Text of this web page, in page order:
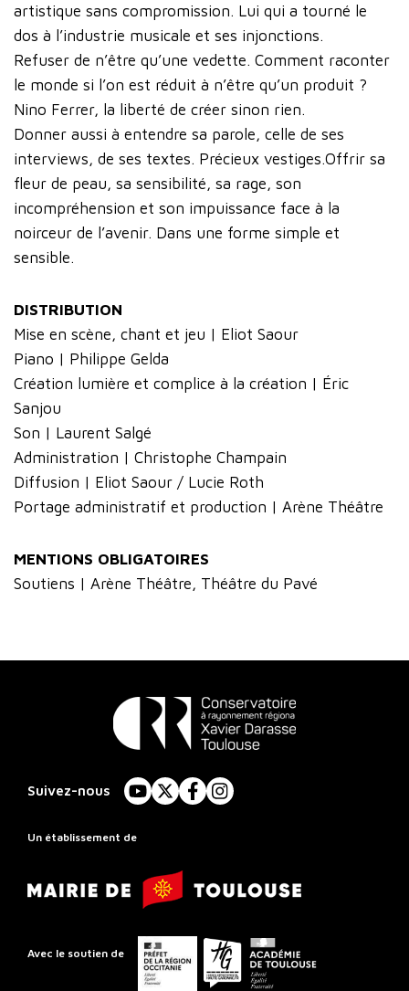
artistique sans compromission. Lui qui a tourné le
dos à l’industrie musicale et ses injonctions.
Refuser de n’être qu’une vedette. Comment raconter
le monde si l’on est réduit à n’être qu’un produit ?
Nino Ferrer, la liberté de créer sinon rien.
Donner aussi à entendre sa parole, celle de ses
interviews, de ses textes. Précieux vestiges.Offrir sa
fleur de peau, sa sensibilité, sa rage, son
incompréhension et son impuissance face à la
noirceur de l’avenir. Dans une forme simple et
sensible.
DISTRIBUTION
Mise en scène, chant et jeu | Eliot Saour
Piano | Philippe Gelda
Création lumière et complice à la création | Éric
Sanjou
Son | Laurent Salgé
Administration | Christophe Champain
Diffusion | Eliot Saour / Lucie Roth
Portage administratif et production | Arène Théâtre
MENTIONS OBLIGATOIRES
Soutiens | Arène Théâtre, Théâtre du Pavé
Rayonnement
Régional
Toulouse
Suivez-nous
YouTube
X FacebookInstagram
Un établissement de
Mairie
de
Avec le soutien de
de
Conseil
départemental
Académie
de